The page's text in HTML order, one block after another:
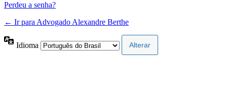
Perdeu a senha?
← Ir para Advogado Alexandre Berthe
Idioma